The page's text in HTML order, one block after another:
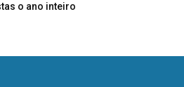
o ano inteiro